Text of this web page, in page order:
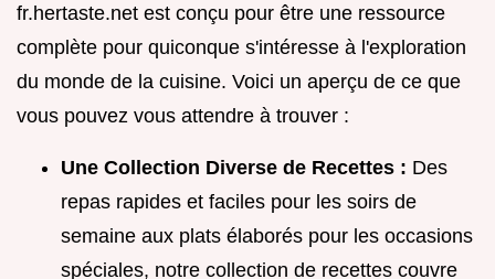
fr.hertaste.net est conçu pour être une ressource
complète pour quiconque s'intéresse à l'exploration
du monde de la cuisine. Voici un aperçu de ce que
vous pouvez vous attendre à trouver :
Une Collection Diverse de Recettes : Des
repas rapides et faciles pour les soirs de
semaine aux plats élaborés pour les occasions
spéciales, notre collection de recettes couvre